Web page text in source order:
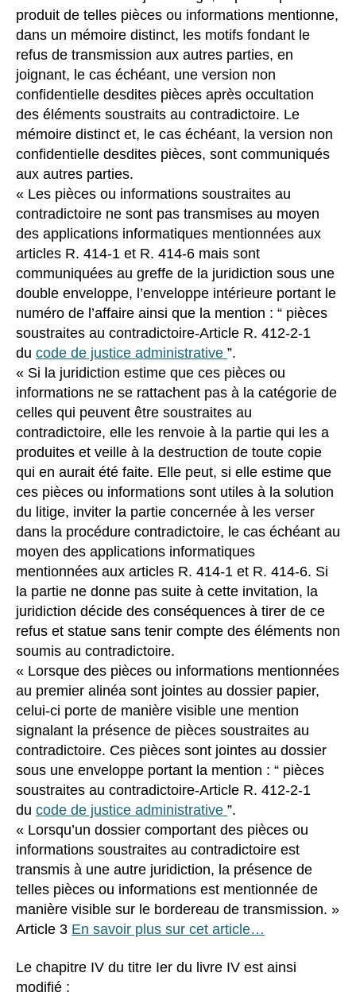
produit de telles pièces ou informations mentionne,
dans un mémoire distinct, les motifs fondant le
refus de transmission aux autres parties, en
joignant, le cas échéant, une version non
confidentielle desdites pièces après occultation
des éléments soustraits au contradictoire. Le
mémoire distinct et, le cas échéant, la version non
confidentielle desdites pièces, sont communiqués
aux autres parties.
« Les pièces ou informations soustraites au
contradictoire ne sont pas transmises au moyen
des applications informatiques mentionnées aux
articles R. 414-1 et R. 414-6 mais sont
communiquées au greffe de la juridiction sous une
double enveloppe, l’enveloppe intérieure portant le
numéro de l’affaire ainsi que la mention : “ pièces
soustraites au contradictoire-Article R. 412-2-1
du code de justice administrative ”.
« Si la juridiction estime que ces pièces ou
informations ne se rattachent pas à la catégorie de
celles qui peuvent être soustraites au
contradictoire, elle les renvoie à la partie qui les a
produites et veille à la destruction de toute copie
qui en aurait été faite. Elle peut, si elle estime que
ces pièces ou informations sont utiles à la solution
du litige, inviter la partie concernée à les verser
dans la procédure contradictoire, le cas échéant au
moyen des applications informatiques
mentionnées aux articles R. 414-1 et R. 414-6. Si
la partie ne donne pas suite à cette invitation, la
juridiction décide des conséquences à tirer de ce
refus et statue sans tenir compte des éléments non
soumis au contradictoire.
« Lorsque des pièces ou informations mentionnées
au premier alinéa sont jointes au dossier papier,
celui-ci porte de manière visible une mention
signalant la présence de pièces soustraites au
contradictoire. Ces pièces sont jointes au dossier
sous une enveloppe portant la mention : “ pièces
soustraites au contradictoire-Article R. 412-2-1
du code de justice administrative ”.
« Lorsqu’un dossier comportant des pièces ou
informations soustraites au contradictoire est
transmis à une autre juridiction, la présence de
telles pièces ou informations est mentionnée de
manière visible sur le bordereau de transmission. »
Article 3 En savoir plus sur cet article…
Le chapitre IV du titre Ier du livre IV est ainsi
modifié :